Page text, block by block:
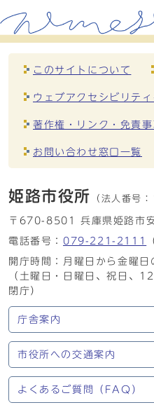
このサイトについて
ウェブアクセシビリテ
著作権・リンク・免責事
お問い合わせ窓口一覧
姫路市役所 （法人番号：
〒670-8501 兵庫県姫路市
電話番号： 079-221-2111
開庁時間：月曜日から金曜
（土曜日・日曜日、祝日、
閉庁）
庁舎案内
市役所への交通案内
よくあるご質問（FAQ）